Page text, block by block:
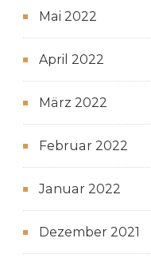
Mai 2022
April 2022
März 2022
Februar 2022
Januar 2022
Dezember 2021